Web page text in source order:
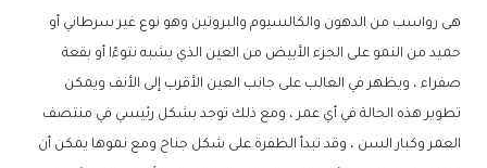
هى رواسب من الدهون والكالسيوم والبروتين وهو نوع غير سرطاني أو
حميد من النمو على الجزء الأبيض من العين الذي يشبه نتوءًا أو بقعة
صفراء ، ويظهر في الغالب على جانب العين الأقرب إلى الأنف ويمكن
تطوير هذه الحالة في أي عمر ، ومع ذلك توجد بشكل رئيسي في منتصف
العمر وكبار السن ، وقد تبدأ الظفرة على شكل جناح ومع نموها يمكن أن